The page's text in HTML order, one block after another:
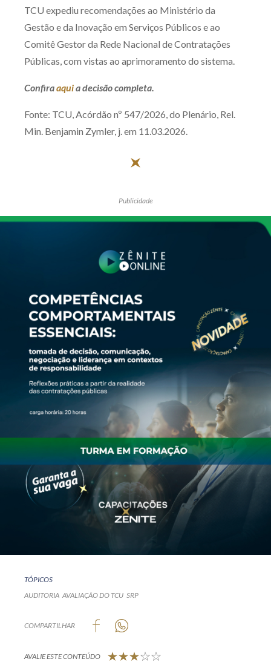
TCU expediu recomendações ao Ministério da
Gestão e da Inovação em Serviços Públicos e ao
Comitê Gestor da Rede Nacional de Contratações
Públicas, com vistas ao aprimoramento do sistema.
Confiraaquia decisão completa.
Fonte: TCU, Acórdão nº 547/2026, do Plenário, Rel.
Min. Benjamin Zymler, j. em 11.03.2026.
Publicidade
TÓPICOS
AUDITORIA AVALIAÇÃO DO TCU SRP
COMPARTILHAR
AVALIE ESTE CONTEÚDO